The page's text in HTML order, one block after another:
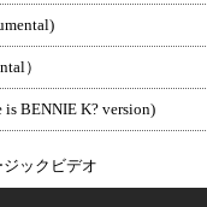
）
is BENNIE K? version)
ジックビデオ